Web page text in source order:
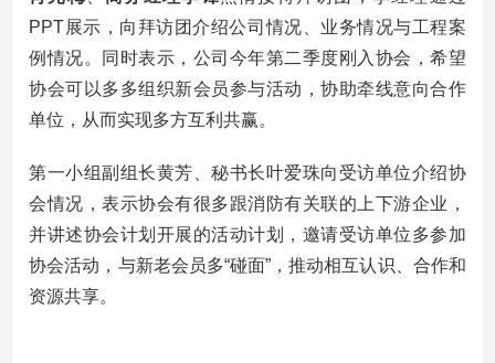
PPT展示，向拜访团介绍公司情况、业务情况与工程案
例情况。同时表示，公司今年第二季度刚入协会，希望
协会可以多多组织新会员参与活动，协助牵线意向合作
单位，从而实现多方互利共赢。
第一小组副组长黄芳、秘书长叶爱珠向受访单位介绍协
会情况，表示协会有很多跟消防有关联的上下游企业，
并讲述协会计划开展的活动计划，邀请受访单位多参加
协会活动，与新老会员多“碰面”，推动相互认识、合作和
资源共享。